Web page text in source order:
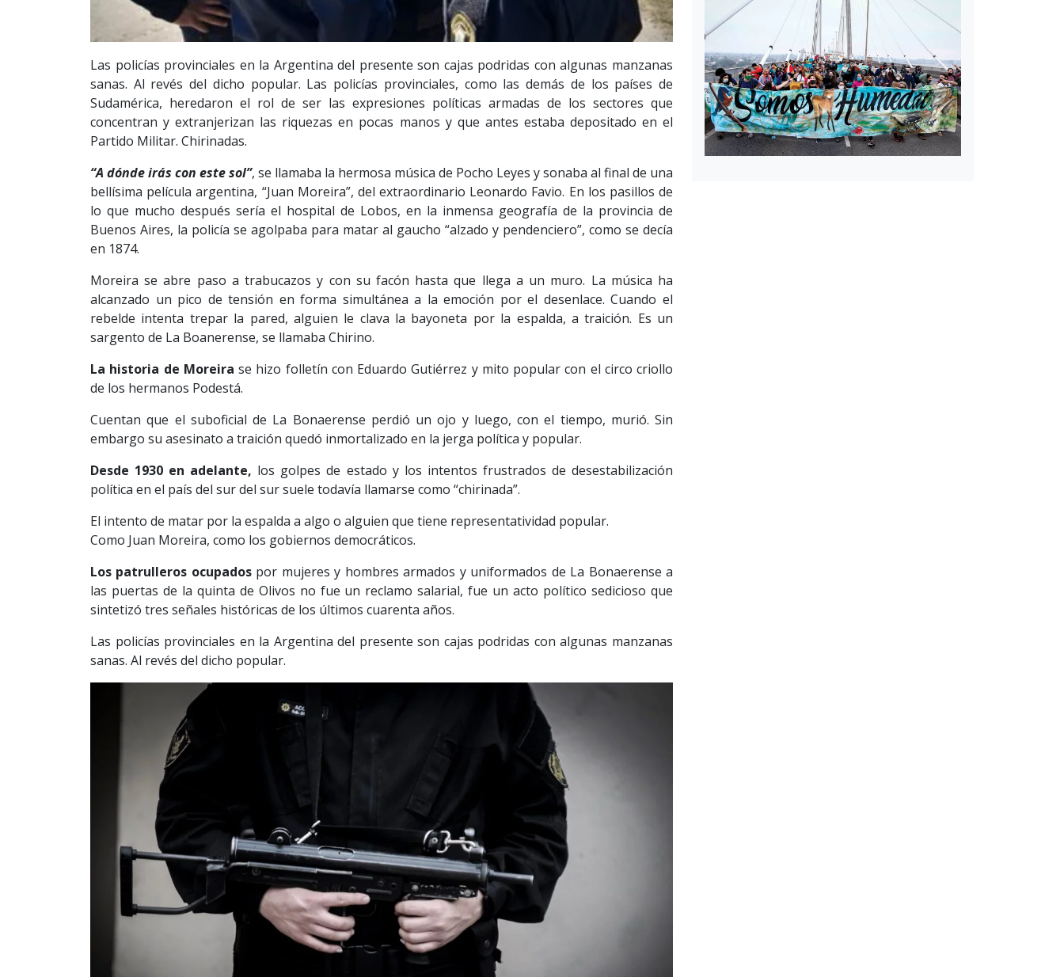
Las policías provinciales en la Argentina del presente son cajas podridas con algunas manzanas
sanas. Al revés del dicho popular. Las policías provinciales, como las demás de los países de
Sudamérica, heredaron el rol de ser las expresiones políticas armadas de los sectores que
concentran y extranjerizan las riquezas en pocas manos y que antes estaba depositado en el
Partido Militar. Chirinadas.
“A dónde irás con este sol”, se llamaba la hermosa música de Pocho Leyes y sonaba al final de una
bellísima película argentina, “Juan Moreira”, del extraordinario Leonardo Favio. En los pasillos de
lo que mucho después sería el hospital de Lobos, en la inmensa geografía de la provincia de
Buenos Aires, la policía se agolpaba para matar al gaucho “alzado y pendenciero”, como se decía
en 1874.
Moreira se abre paso a trabucazos y con su facón hasta que llega a un muro. La música ha
alcanzado un pico de tensión en forma simultánea a la emoción por el desenlace. Cuando el
rebelde intenta trepar la pared, alguien le clava la bayoneta por la espalda, a traición. Es un
sargento de La Boanerense, se llamaba Chirino.
La historia de Moreira se hizo folletín con Eduardo Gutiérrez y mito popular con el circo criollo
de los hermanos Podestá.
Cuentan que el suboficial de La Bonaerense perdió un ojo y luego, con el tiempo, murió. Sin
embargo su asesinato a traición quedó inmortalizado en la jerga política y popular.
Desde 1930 en adelante, los golpes de estado y los intentos frustrados de desestabilización
política en el país del sur del sur suele todavía llamarse como “chirinada”.
El intento de matar por la espalda a algo o alguien que tiene representatividad popular.
Como Juan Moreira, como los gobiernos democráticos.
Los patrulleros ocupadospor mujeres y hombres armados y uniformados de La Bonaerense a
las puertas de la quinta de Olivos no fue un reclamo salarial, fue un acto político sedicioso que
sintetizó tres señales históricas de los últimos cuarenta años.
Las policías provinciales en la Argentina del presente son cajas podridas con algunas manzanas
sanas. Al revés del dicho popular.